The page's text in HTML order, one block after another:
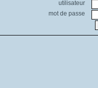
utilisateur
mot de passe